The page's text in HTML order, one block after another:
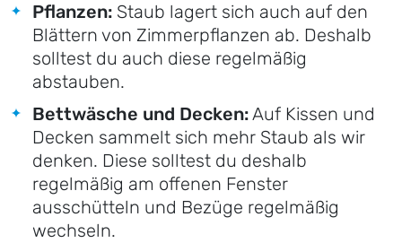
Pflanzen: Staub lagert sich auch auf den
Blättern von Zimmerpflanzen ab. Deshalb
solltest du auch diese regelmäßig
abstauben.
Bettwäsche und Decken:Auf Kissen und
Decken sammelt sich mehr Staub als wir
denken. Diese solltest du deshalb
regelmäßig am offenen Fenster
ausschütteln und Bezüge regelmäßig
wechseln.